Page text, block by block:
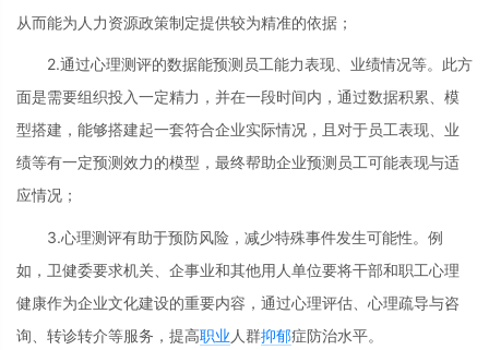
从而能为人力资源政策制定提供较为精准的依据；
2.通过心理测评的数据能预测员工能力表现、业绩情况等。此方
面是需要组织投入一定精力，并在一段时间内，通过数据积累、模
型搭建，能够搭建起一套符合企业实际情况，且对于员工表现、业
绩等有一定预测效力的模型，最终帮助企业预测员工可能表现与适
应情况；
3.心理测评有助于预防风险，减少特殊事件发生可能性。例
如，卫健委要求机关、企事业和其他用人单位要将干部和职工心理
健康作为企业文化建设的重要内容，通过心理评估、心理疏导与咨
询、转诊转介等服务，提高职业 人群抑郁症防治水平。